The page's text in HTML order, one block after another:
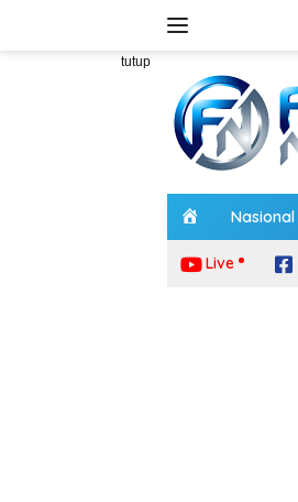
tutup
o
m
e
Nasional
Live